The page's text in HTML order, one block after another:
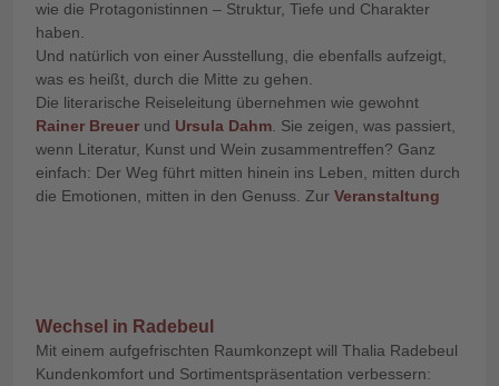
wie die Protagonistinnen – Struktur, Tiefe und Charakter
haben.
Und natürlich von einer Ausstellung, die ebenfalls aufzeigt,
was es heißt, durch die Mitte zu gehen.
Die literarische Reiseleitung übernehmen wie gewohnt
Rainer Breuer und Ursula Dahm . Sie zeigen, was passiert,
wenn Literatur, Kunst und Wein zusammentreffen? Ganz
einfach: Der Weg führt mitten hinein ins Leben, mitten durch
die Emotionen, mitten in den Genuss. Zur Veranstaltung
Wechsel in Radebeul
Mit einem aufgefrischten Raumkonzept will Thalia Radebeul
Kundenkomfort und Sortimentspräsentation verbessern: